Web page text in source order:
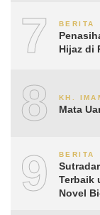
7 BERITA
Hijaz di
8 KH.
Mata
9 BERITA
Terbaik
Novel